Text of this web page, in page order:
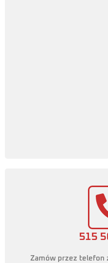
515
Zamów przez telefon